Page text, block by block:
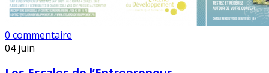
0 commentaire
04juin